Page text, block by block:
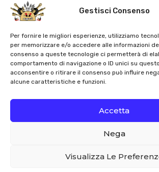
Gestisci Consenso
Per fornire le migliori esperienze, utilizziamo
per memorizzare e/o accedere alle informazioni
consenso a queste tecnologie ci permetterà di
comportamento di navigazione o ID unici su
acconsentire o ritirare il consenso può influire
alcune caratteristiche e funzioni.
Accetta
Nega
Visualizza Le
Privacy & Cookie
CopyrightAZ Agri. Tutti i diritti servati |
Contatti